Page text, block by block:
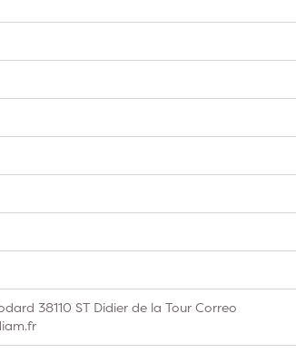
38110 ST Didier de la Tour Correo